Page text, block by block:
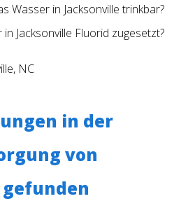
Wasser in Jacksonville trinkbar?
Jacksonville Fluorid zugesetzt?
NC
in der
von